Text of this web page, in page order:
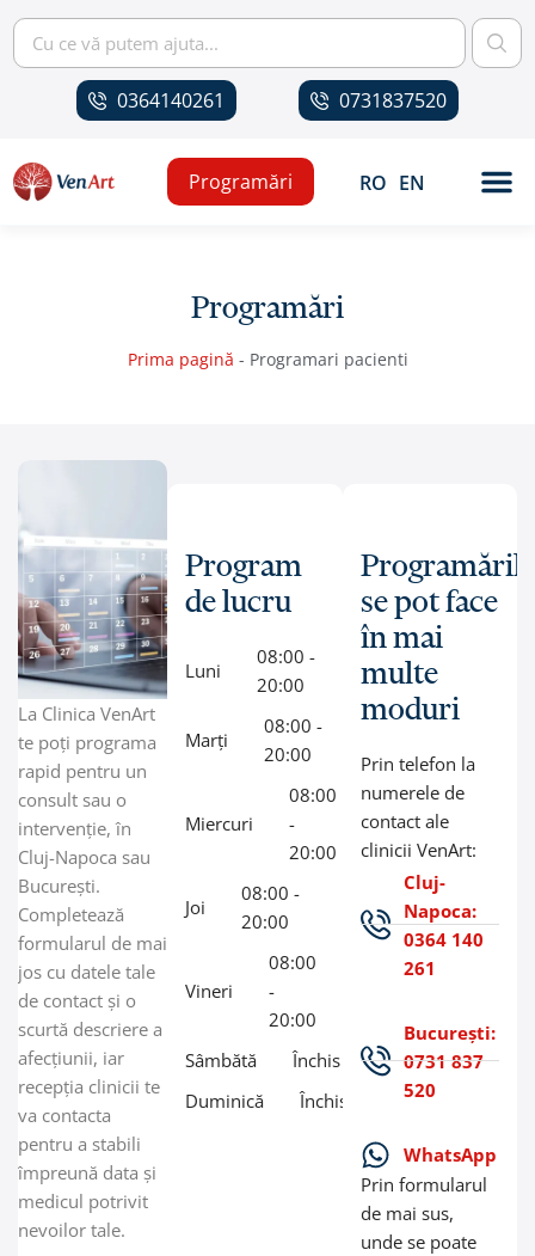
0364140261 0731837520
RO EN
Programări
Programări
Prima pagină - Programari pacienti
La Clinica VenArt
te poți programa
rapid pentru un
consult sau o
intervenție, în
Cluj-Napoca sau
București.
Completează
formularul de mai
jos cu datele tale
de contact și o
scurtă descriere a
afecțiunii, iar
recepția clinicii te
va contacta
pentru a stabili
împreună data și
medicul potrivit
nevoilor tale.
Program
de lucru
Luni
08:00 -
20:00
Marți
08:00 -
20:00
Miercuri
08:00
-
20:00
Joi
08:00 -
20:00
Vineri
08:00
-
20:00
Sâmbătă
Închis
Duminică
Închis
Programările
se pot face
în mai
multe
moduri
Prin telefon la
numerele de
contact ale
clinicii VenArt:
Cluj-
Napoca:
0364 140
261
București:
0731 837
520
WhatsApp
Prin formularul
de mai sus,
unde se poate